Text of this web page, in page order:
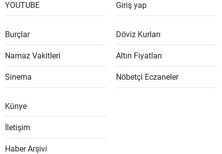
YOUTUBE Giriş yap
Burçlar
Namaz Vakitleri
Sinema
Döviz Kurları
Altın Fiyatları
Nöbetçi Eczaneler
Künye
İletişim
Haber Arşivi